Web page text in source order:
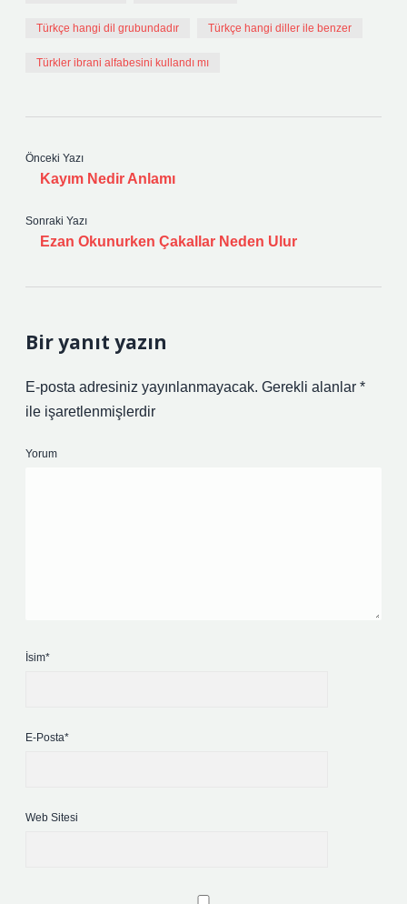
Türkçe hangi dil grubundadır Türkçe hangi diller ile benzer
Türkler ibrani alfabesini kullandı mı
Önceki Yazı
Kayım Nedir Anlamı
Sonraki Yazı
Ezan Okunurken Çakallar Neden Ulur
Bir yanıt yazın
E-posta adresiniz yayınlanmayacak. Gerekli alanlar *
ile işaretlenmişlerdir
Yorum
İsim*
E-Posta*
Web Sitesi